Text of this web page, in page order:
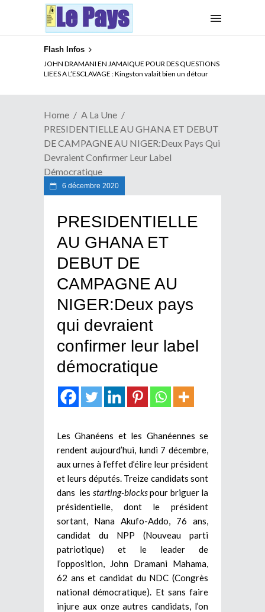
Flash Infos
ELECTION DE TALON A LA TETE DU SENAT BENINOIS :
Quand Patrice quitte le pouvoir sans partir !
Home
A La Une
PRESIDENTIELLE AU GHANA ET DEBUT
DE CAMPAGNE AU NIGER:Deux Pays Qui
Devraient Confirmer Leur Label
Démocratique
6 décembre 2020
PRESIDENTIELLE
AU GHANA ET
DEBUT DE
CAMPAGNE AU
NIGER:Deux pays
qui devraient
confirmer leur label
démocratique
Les Ghanéens et les Ghanéennes se
rendent aujourd’hui, lundi 7 décembre,
aux urnes à l’effet d’élire leur président
et leurs députés. Treize candidats sont
dans les starting-blockspour briguer la
présidentielle, dont le président
sortant, Nana Akufo-Addo, 76 ans,
candidat du NPP (Nouveau parti
patriotique) et le leader de
l’opposition, John Dramani Mahama,
62 ans et candidat du NDC (Congrès
national démocratique). Et sans faire
injure aux onze autres candidats, l’on